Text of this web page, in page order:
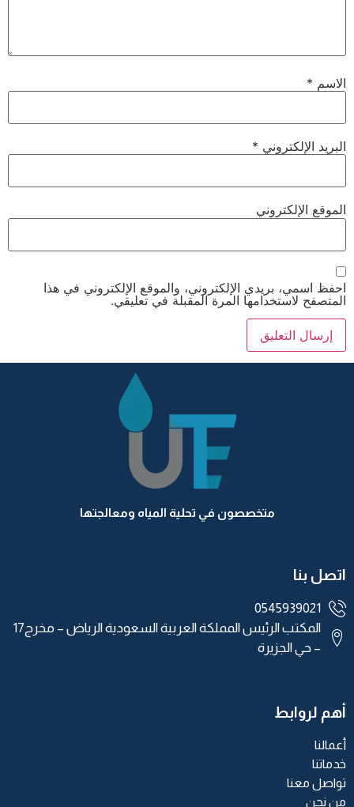
الاسم *
البريد الإلكتروني *
الموقع الإلكتروني
احفظ اسمي، بريدي الإلكتروني، والموقع الإلكتروني في هذا
المتصفح لاستخدامها المرة المقبلة في تعليقي.
متخصصون في تحلية المياه ومعالجتها
اتصل بنا
0545939021
المكتب الرئيس المملكة العربية السعودية الرياض – مخرج17
– حي الجزيرة
أهم لروابط
أعمالنا
خدماتنا
تواصل معنا
من نحن